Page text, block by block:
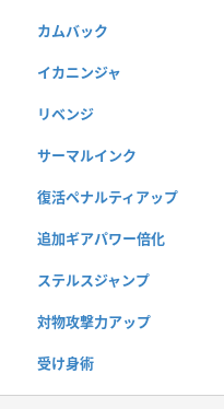
カムバック
イカニンジャ
リベンジ
サーマルインク
復活ペナルティアップ
追加ギアパワー倍化
ステルスジャンプ
対物攻撃力アップ
受け身術